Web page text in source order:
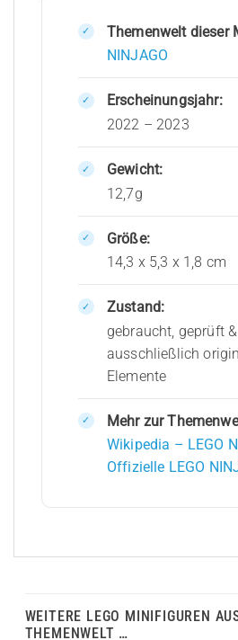
Themenwelt dieser
NINJAGO
Erscheinungsjahr:
2022 – 2023
Gewicht:
12,7g
Größe:
14,3 x 5,3 x 1,8 cm
Zustand:
gebraucht, geprüft
ausschließlich
Elemente
Mehr zur
Wikipedia – LEGO
Offizielle LEGO
WEITERE LEGO MINIFIGUREN
THEMENWELT …